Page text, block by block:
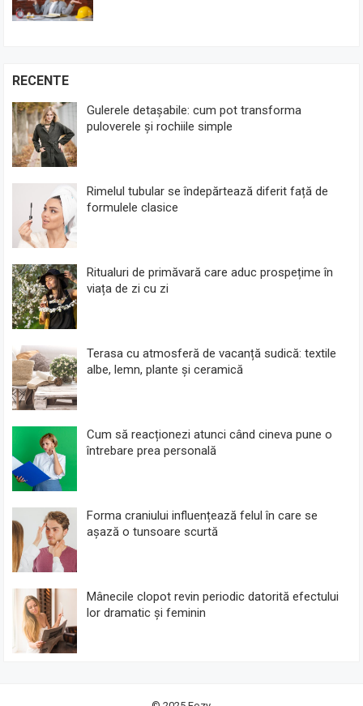
RECENTE
Gulerele detașabile: cum pot transforma
puloverele și rochiile simple
Rimelul tubular se îndepărtează diferit față de
formulele clasice
Ritualuri de primăvară care aduc prospețime în
viața de zi cu zi
Terasa cu atmosferă de vacanță sudică: textile
albe, lemn, plante și ceramică
Cum să reacționezi atunci când cineva pune o
întrebare prea personală
Forma craniului influențează felul în care se
așază o tunsoare scurtă
Mânecile clopot revin periodic datorită efectului
lor dramatic și feminin